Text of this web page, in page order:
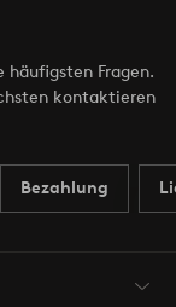
häufigsten Fragen.
kontaktieren
Bezahlung